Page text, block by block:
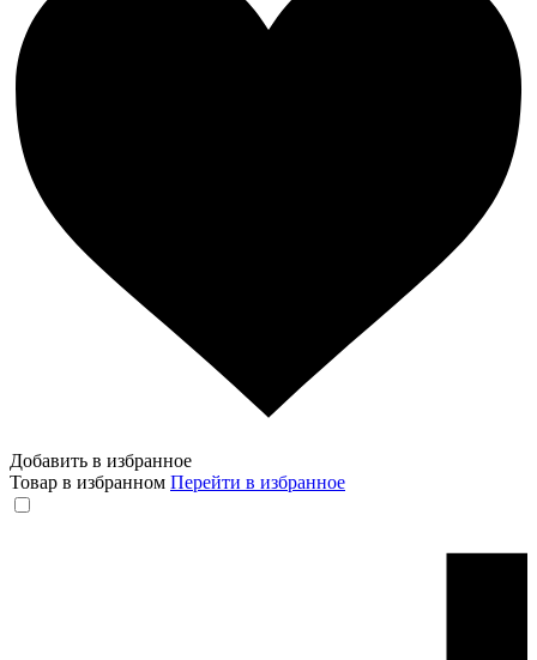
Добавить в избранное
Товар в избранном Перейти в избранное